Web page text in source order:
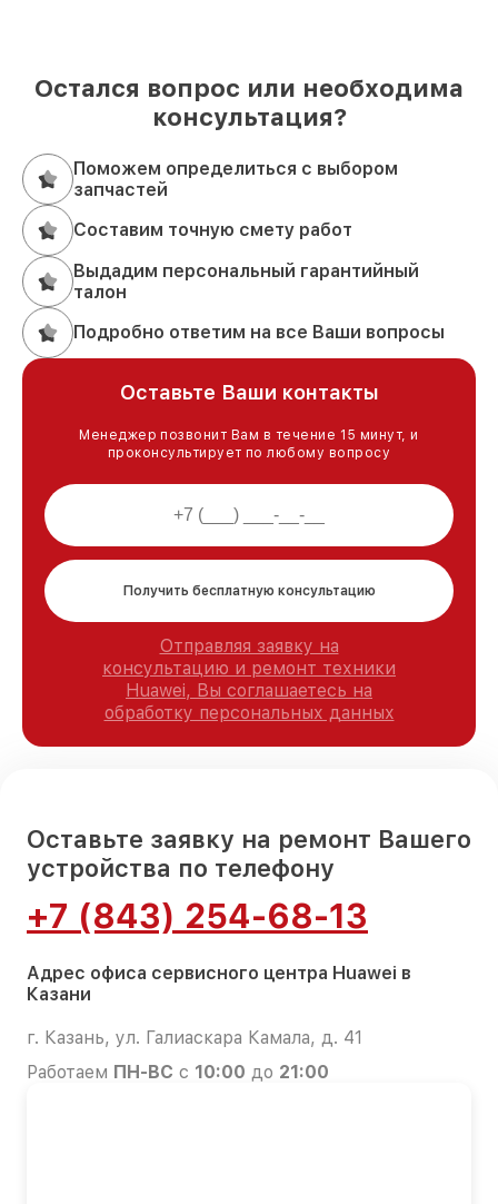
Остался вопрос или необходима
консультация?
Поможем определиться с выбором
запчастей
Составим точную смету работ
Выдадим персональный гарантийный
талон
Подробно ответим на все Ваши вопросы
Оставьте Ваши контакты
Менеджер позвонит Вам в течение 15 минут, и
проконсультирует по любому вопросу
Получить бесплатную консультацию
Отправляя заявку на
консультацию и ремонт техники
Huawei, Вы соглашаетесь на
обработку персональных данных
Оставьте заявку на ремонт Вашего
устройства по телефону
+7 (843) 254-68-13
Адрес офиса сервисного центра Huawei в
Казани
г. Казань, ул. Галиаскара Камала, д. 41
Работаем ПН-ВС с 10:00 до 21:00